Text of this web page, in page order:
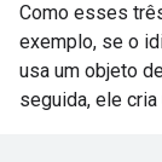
Como esses
exemplo, se o
usa um objeto
seguida, ele